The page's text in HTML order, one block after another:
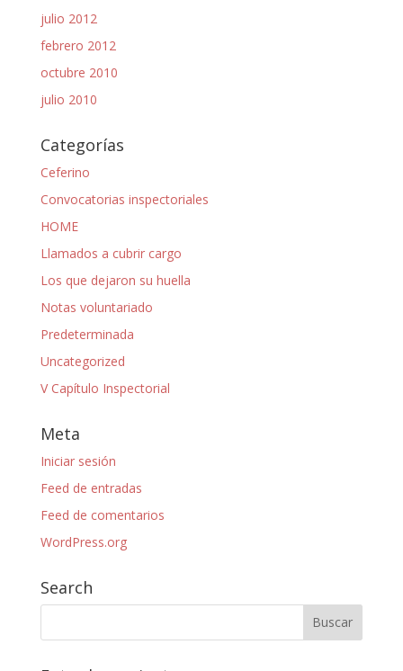
julio 2012
febrero 2012
octubre 2010
julio 2010
Categorías
Ceferino
Convocatorias inspectoriales
HOME
Llamados a cubrir cargo
Los que dejaron su huella
Notas voluntariado
Predeterminada
Uncategorized
V Capítulo Inspectorial
Meta
Iniciar sesión
Feed de entradas
Feed de comentarios
WordPress.org
Search